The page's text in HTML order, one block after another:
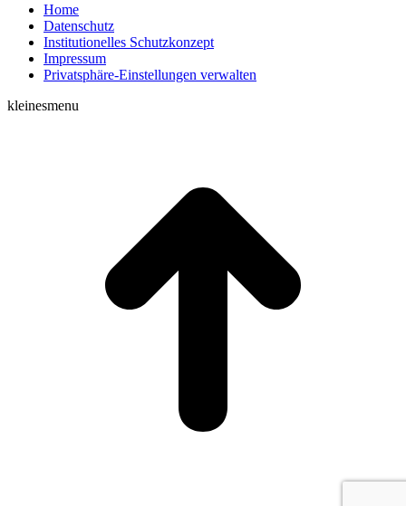
Home
Datenschutz
Institutionelles Schutzkonzept
Impressum
Privatsphäre-Einstellungen verwalten
kleinesmenu